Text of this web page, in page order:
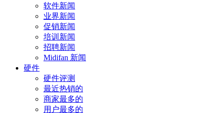
软件新闻
业界新闻
促销新闻
培训新闻
招聘新闻
Midifan 新闻
硬件
硬件评测
最近热销的
商家最多的
用户最多的